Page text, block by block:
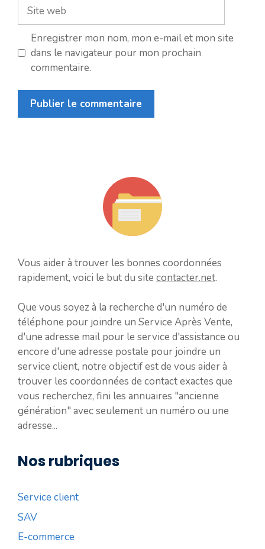
Site
web
Enregistrer mon nom, mon e-mail et mon site
dans le navigateur pour mon prochain
commentaire.
Vous aider à trouver les bonnes coordonnées
rapidement, voici le but du site contacter.net.
Que vous soyez à la recherche d'un numéro de
téléphone pour joindre un Service Après Vente,
d'une adresse mail pour le service d'assistance ou
encore d'une adresse postale pour joindre un
service client, notre objectif est de vous aider à
trouver les coordonnées de contact exactes que
vous recherchez, fini les annuaires "ancienne
génération" avec seulement un numéro ou une
adresse...
Nos rubriques
Service client
SAV
E-commerce